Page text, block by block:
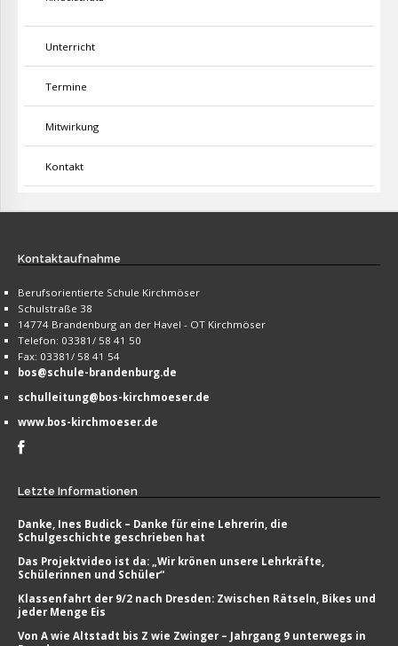
Unterricht
Termine
Mitwirkung
Kontakt
Kontaktaufnahme
Berufsorientierte Schule Kirchmöser
Schulstraße 38
14774 Brandenburg an der Havel - OT Kirchmöser
Telefon: 03381/ 58 41 50
Fax: 03381/ 58 41 54
bos@schule-brandenburg.de
schulleitung@bos-kirchmoeser.de
www.bos-kirchmoeser.de
Letzte Informationen
Danke, Ines Budick – Danke für eine Lehrerin, die
Schulgeschichte geschrieben hat
Das Projektvideo ist da: „Wir krönen unsere Lehrkräfte,
Schülerinnen und Schüler“
Klassenfahrt der 9/2 nach Dresden: Zwischen Rätseln, Bikes und
jeder Menge Eis
Von A wie Altstadt bis Z wie Zwinger – Jahrgang 9 unterwegs in